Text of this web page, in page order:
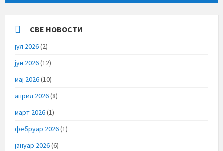
СВЕ НОВОСТИ
јул 2026(2)
јун 2026(12)
мај 2026(10)
април 2026(8)
март 2026(1)
фебруар 2026(1)
јануар 2026(6)